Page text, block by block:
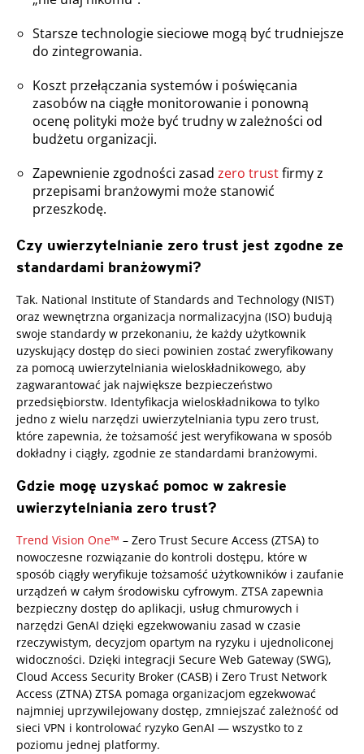
Starsze technologie sieciowe mogą być trudniejsze
do zintegrowania.
Koszt przełączania systemów i poświęcania
zasobów na ciągłe monitorowanie i ponowną
ocenę polityki może być trudny w zależności od
budżetu organizacji.
Zapewnienie zgodności zasad zero trustfirmy z
przepisami branżowymi może stanowić
przeszkodę.
Czy uwierzytelnianie zero trust jest zgodne ze
standardami branżowymi?
Tak. National Institute of Standards and Technology (NIST)
oraz wewnętrzna organizacja normalizacyjna (ISO) budują
swoje standardy w przekonaniu, że każdy użytkownik
uzyskujący dostęp do sieci powinien zostać zweryfikowany
za pomocą uwierzytelniania wieloskładnikowego, aby
zagwarantować jak największe bezpieczeństwo
przedsiębiorstw. Identyfikacja wieloskładnikowa to tylko
jedno z wielu narzędzi uwierzytelniania typu zero trust,
które zapewnia, że tożsamość jest weryfikowana w sposób
dokładny i ciągły, zgodnie ze standardami branżowymi.
Gdzie mogę uzyskać pomoc w zakresie
uwierzytelniania zero trust?
Trend Vision One™
One-Platform
– Zero Trust Secure Access (ZTSA) to
nowoczesne rozwiązanie do kontroli dostępu, które w
sposób ciągły weryfikuje tożsamość użytkowników i zaufanie
urządzeń w całym środowisku cyfrowym. ZTSA zapewnia
bezpieczny dostęp do aplikacji, usług chmurowych i
narzędzi GenAI dzięki egzekwowaniu zasad w czasie
rzeczywistym, decyzjom opartym na ryzyku i ujednoliconej
widoczności. Dzięki integracji Secure Web Gateway (SWG),
Cloud Access Security Broker (CASB) i Zero Trust Network
Access (ZTNA) ZTSA pomaga organizacjom egzekwować
najmniej uprzywilejowany dostęp, zmniejszać zależność od
sieci VPN i kontrolować ryzyko GenAI — wszystko to z
poziomu jednej platformy.